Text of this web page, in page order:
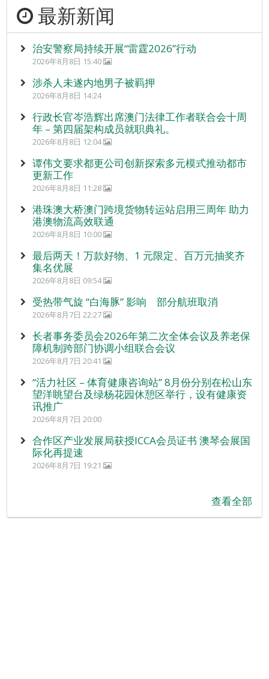
最新新闻
治安警察局持续开展“雷霆2026”行动
2026年8月8日 15:40
涉杀人未遂内地男子被羁押
2026年8月8日 14:24
行政长官岑浩辉出席澳门法律工作者联合会十周
年 – 第四届架构成员就职典礼。
2026年8月8日 12:04
谭伟文要求都更公司创新探索多元模式推动都市
更新工作
2026年8月8日 11:28
港珠澳大桥澳门跨境货物转运站启用三周年 助力
港澳物流高效联通
2026年8月8日 10:00
最后两天！万款好物、1 元限定、百万元抽奖齐
集名优展
2026年8月8日 09:54
受热带气旋 “白海豚” 影响 部分航班取消
2026年8月7日 22:27
长者事务委员会2026年第二次全体会议及养老保
障机制跨部门协调小组联合会议
2026年8月7日 20:41
“活力社区 – 体育健康咨询站” 8月份分别在松山东
望洋眺望台及绿杨花园休憩区举行，设有健康资
讯推广
2026年8月7日 20:00
合作区产业发展局获授ICCA会员证书 澳琴会展国
际化再提速
2026年8月7日 19:21
查看全部